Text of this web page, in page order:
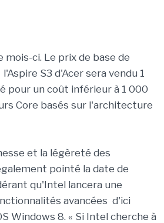
ci. Le prix de base de
S3 d'Acer sera vendu 1
pour un coût inférieur à 1 000
Core basés sur l'architecture
et la légèreté des
pointé la date de
qu'Intel lancera une
avancées d'ici
Windows 8. « Si Intel cherche à